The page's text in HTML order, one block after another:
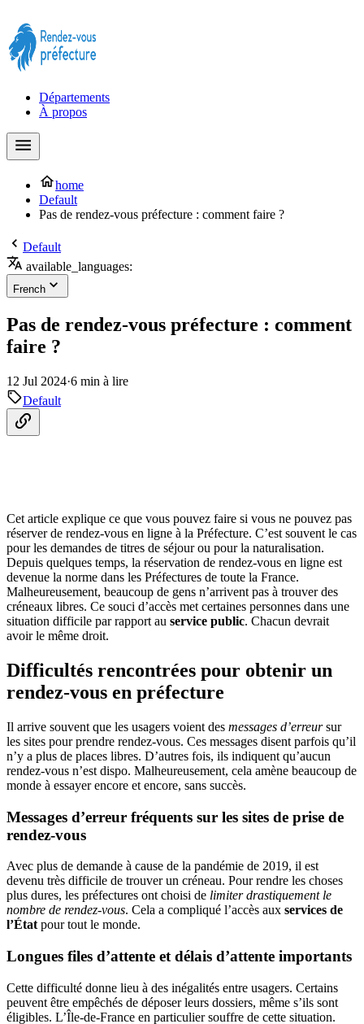
Départements
À propos
home
Default
Pas de rendez-vous préfecture : comment faire ?
Default
available_languages:
French
Pas de rendez-vous préfecture : comment
faire ?
12 Jul 2024·6 min à lire
Default
Cet article explique ce que vous pouvez faire si vous ne pouvez pas
réserver de rendez-vous en ligne à la Préfecture. C’est souvent le cas
pour les demandes de titres de séjour ou pour la naturalisation.
Depuis quelques temps, la réservation de rendez-vous en ligne est
devenue la norme dans les Préfectures de toute la France.
Malheureusement, beaucoup de gens n’arrivent pas à trouver des
créneaux libres. Ce souci d’accès met certaines personnes dans une
situation difficile par rapport au service public. Chacun devrait
avoir le même droit.
Difficultés rencontrées pour obtenir un
rendez-vous en préfecture
Il arrive souvent que les usagers voient des messages d’erreursur
les sites pour prendre rendez-vous. Ces messages disent parfois qu’il
n’y a plus de places libres. D’autres fois, ils indiquent qu’aucun
rendez-vous n’est dispo. Malheureusement, cela amène beaucoup de
monde à essayer encore et encore, sans succès.
Messages d’erreur fréquents sur les sites de prise de
rendez-vous
Avec plus de demande à cause de la pandémie de 2019, il est
devenu très difficile de trouver un créneau. Pour rendre les choses
plus dures, les préfectures ont choisi de limiter drastiquement le
nombre de rendez-vous. Cela a compliqué l’accès aux services de
l’État pour tout le monde.
Longues files d’attente et délais d’attente importants
Cette difficulté donne lieu à des inégalités entre usagers. Certains
peuvent être empêchés de déposer leurs dossiers, même s’ils sont
éligibles. L’Île-de-France en particulier souffre de cette situation.